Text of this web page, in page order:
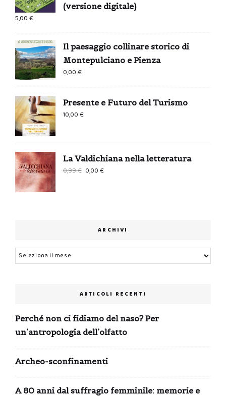
(versione digitale)
5,00€
Il paesaggio collinare storico di
Montepulciano e Pienza
0,00€
Presente e Futuro del Turismo
10,00€
La Valdichiana nella letteratura
0,99€ 0,00€
ARCHIVI
Archivi
ARTICOLI RECENTI
Perché non ci fidiamo del naso? Per
un’antropologia dell’olfatto
Archeo-sconfinamenti
A 80 anni dal suffragio femminile: memorie e